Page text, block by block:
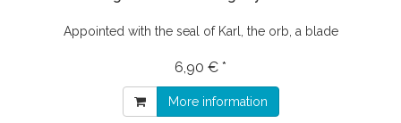
Appointed with the seal of Karl, the orb, a blade
6,90 € *
More information